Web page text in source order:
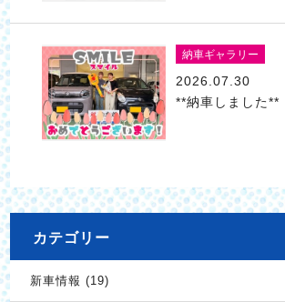
納車ギャラリー
2026.07.30
**納車しました**
カテゴリー
新車情報 (19)